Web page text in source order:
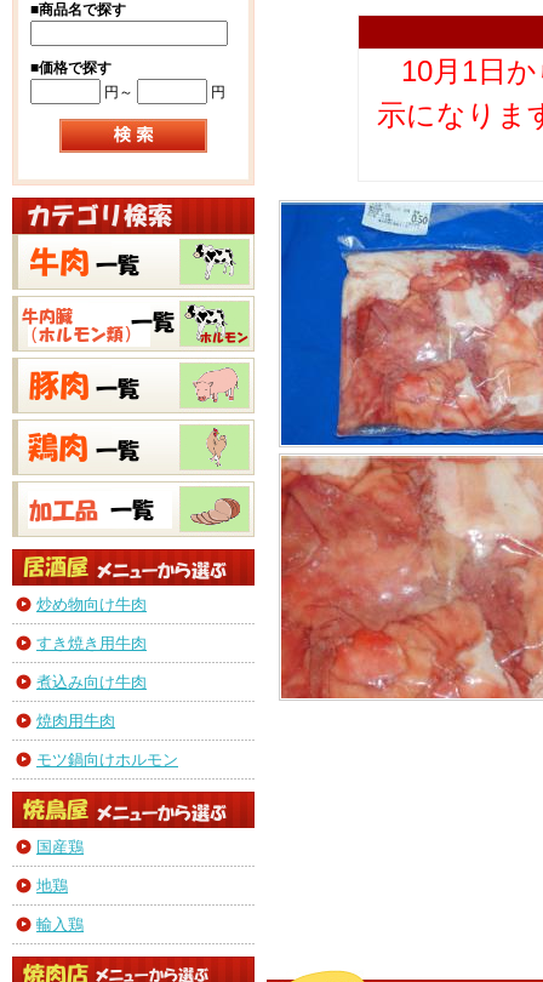
■商品名で探す
■価格で探す
円～
円
炒め物向け牛肉
すき焼き用牛肉
煮込み向け牛肉
焼肉用牛肉
モツ鍋向けホルモン
国産鶏
地鶏
輸入鶏
10月1日
示になりま